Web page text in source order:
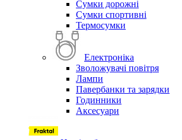
Сумки дорожні
Сумки спортивні
Термосумки
Електроніка
Зволожувачі повітря
Лампи
Павербанки та зарядки
Годинники
Аксесуари